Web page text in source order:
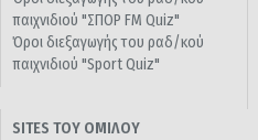
παιχνιδιού "ΣΠΟΡ FM Quiz"
Όροι διεξαγωγής του ραδ/κού
παιχνιδιού "Sport Quiz"
SITES ΤΟΥ ΟΜΙΛΟΥ